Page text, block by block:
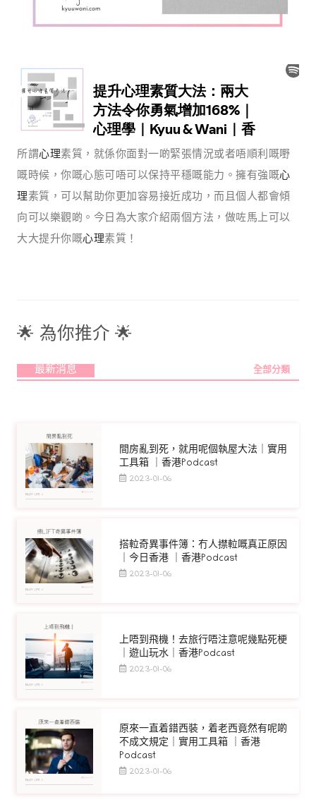
所謂心理素質，就係你面對一啲緊張情況或者唔順利嘅嘢
嘅時候，你嘅心態可唔可以保持平穩嘅能力。擁有強嘅心
理素質，可以幫助你更加容易接近成功，而且個人都會傾
向可以樂觀啲。今日為大家介紹兩個方法，做咗馬上可以
大大提升你嘅心理素質！
🌟 為你推介 🌟
最新消息 全部分類
間房亂到死，就用呢個執屋大法｜實用
工具箱 ｜香港Podcast
2023-01-06
搭𨋢奇異事件簿：冇人㩒𨋢嘅真正原因
｜今日香港 ｜香港Podcast
2023-01-06
上唔到飛機！去旅行唔注意呢幾點死梗
｜遊山玩水｜香港Podcast
2023-01-06
原來一直着錯西裝，着老西竟然有呢啲
不成文規定｜實用工具箱 ｜香港
Podcast
2023-01-06